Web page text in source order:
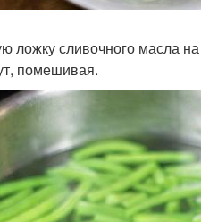
ложку сливочного масла
помешивая.